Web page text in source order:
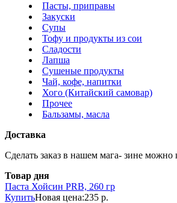
Пасты, приправы
Закуски
Супы
Тофу и продукты из сои
Сладости
Лапша
Сушеные продукты
Чай, кофе, напитки
Хого (Китайский самовар)
Прочее
Бальзамы, масла
Доставка
Сделать заказ в нашем мага- зине можно
Товар дня
Паста Хойсин PRB, 260 гр
КупитьНовая цена:235 р.